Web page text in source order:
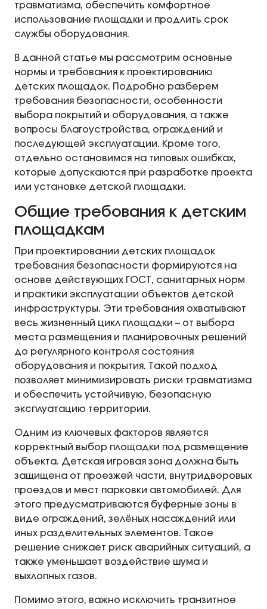
травматизма, обеспечить комфортное
использование площадки и продлить срок
службы оборудования.
В данной статье мы рассмотрим основные
нормы и требования к проектированию
детских площадок. Подробно разберем
требования безопасности, особенности
выбора покрытий и оборудования, а также
вопросы благоустройства, ограждений и
последующей эксплуатации. Кроме того,
отдельно остановимся на типовых ошибках,
которые допускаются при разработке проекта
или установке детской площадки.
Общие требования к детским
площадкам
При проектировании детских площадок
требования безопасности формируются на
основе действующих ГОСТ, санитарных норм
и практики эксплуатации объектов детской
инфраструктуры. Эти требования охватывают
весь жизненный цикл площадки – от выбора
места размещения и планировочных решений
до регулярного контроля состояния
оборудования и покрытия. Такой подход
позволяет минимизировать риски травматизма
и обеспечить устойчивую, безопасную
эксплуатацию территории.
Одним из ключевых факторов является
корректный выбор площадки под размещение
объекта. Детская игровая зона должна быть
защищена от проезжей части, внутридворовых
проездов и мест парковки автомобилей. Для
этого предусматриваются буферные зоны в
виде ограждений, зелёных насаждений или
иных разделительных элементов. Такое
решение снижает риск аварийных ситуаций, а
также уменьшает воздействие шума и
выхлопных газов.
Помимо этого, важно исключить транзитное